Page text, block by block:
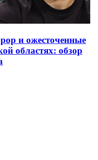
и ожесточенные
областях: обзор